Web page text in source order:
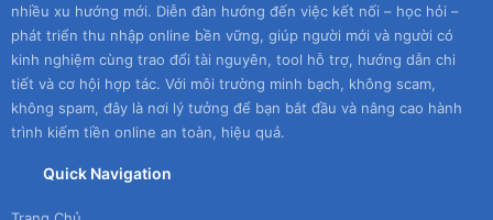
nhiều xu hướng mới. Diễn đàn hướng đến việc kết nối – học hỏi –
phát triển thu nhập online bền vững, giúp người mới và người có
kinh nghiệm cùng trao đổi tài nguyên, tool hỗ trợ, hướng dẫn chi
tiết và cơ hội hợp tác. Với môi trường minh bạch, không scam,
không spam, đây là nơi lý tưởng để bạn bắt đầu và nâng cao hành
trình kiếm tiền online an toàn, hiệu quả.
Quick Navigation